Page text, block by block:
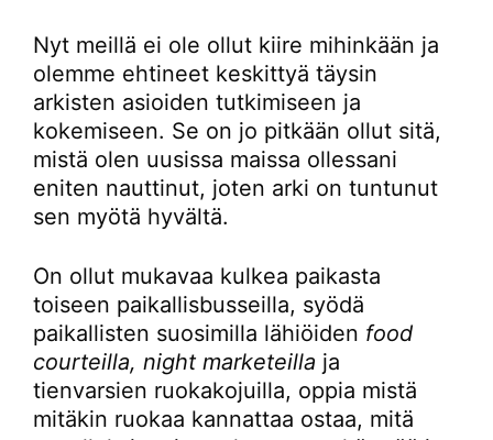
Nyt meillä ei ole ollut kiire mihinkään ja
olemme ehtineet keskittyä täysin
arkisten asioiden tutkimiseen ja
kokemiseen. Se on jo pitkään ollut sitä,
mistä olen uusissa maissa ollessani
eniten nauttinut, joten arki on tuntunut
sen myötä hyvältä.
On ollut mukavaa kulkea paikasta
toiseen paikallisbusseilla, syödä
paikallisten suosimilla lähiöiden food
courteilla, night marketeilla ja
tienvarsien ruokakojuilla, oppia mistä
mitäkin ruokaa kannattaa ostaa, mitä